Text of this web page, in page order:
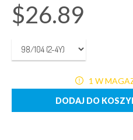
$26.89
1 W
DODAJ DO